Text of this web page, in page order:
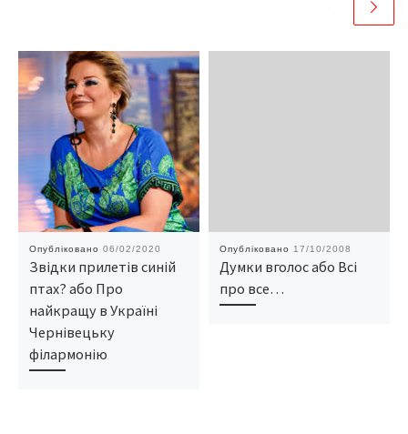
Опубліковано 06/02/2020
Звідки прилетів синій
птах? або Про
найкращу в Україні
Чернівецьку
філармонію
Опубліковано 17/10/2008
Думки вголос або Всі
про все…